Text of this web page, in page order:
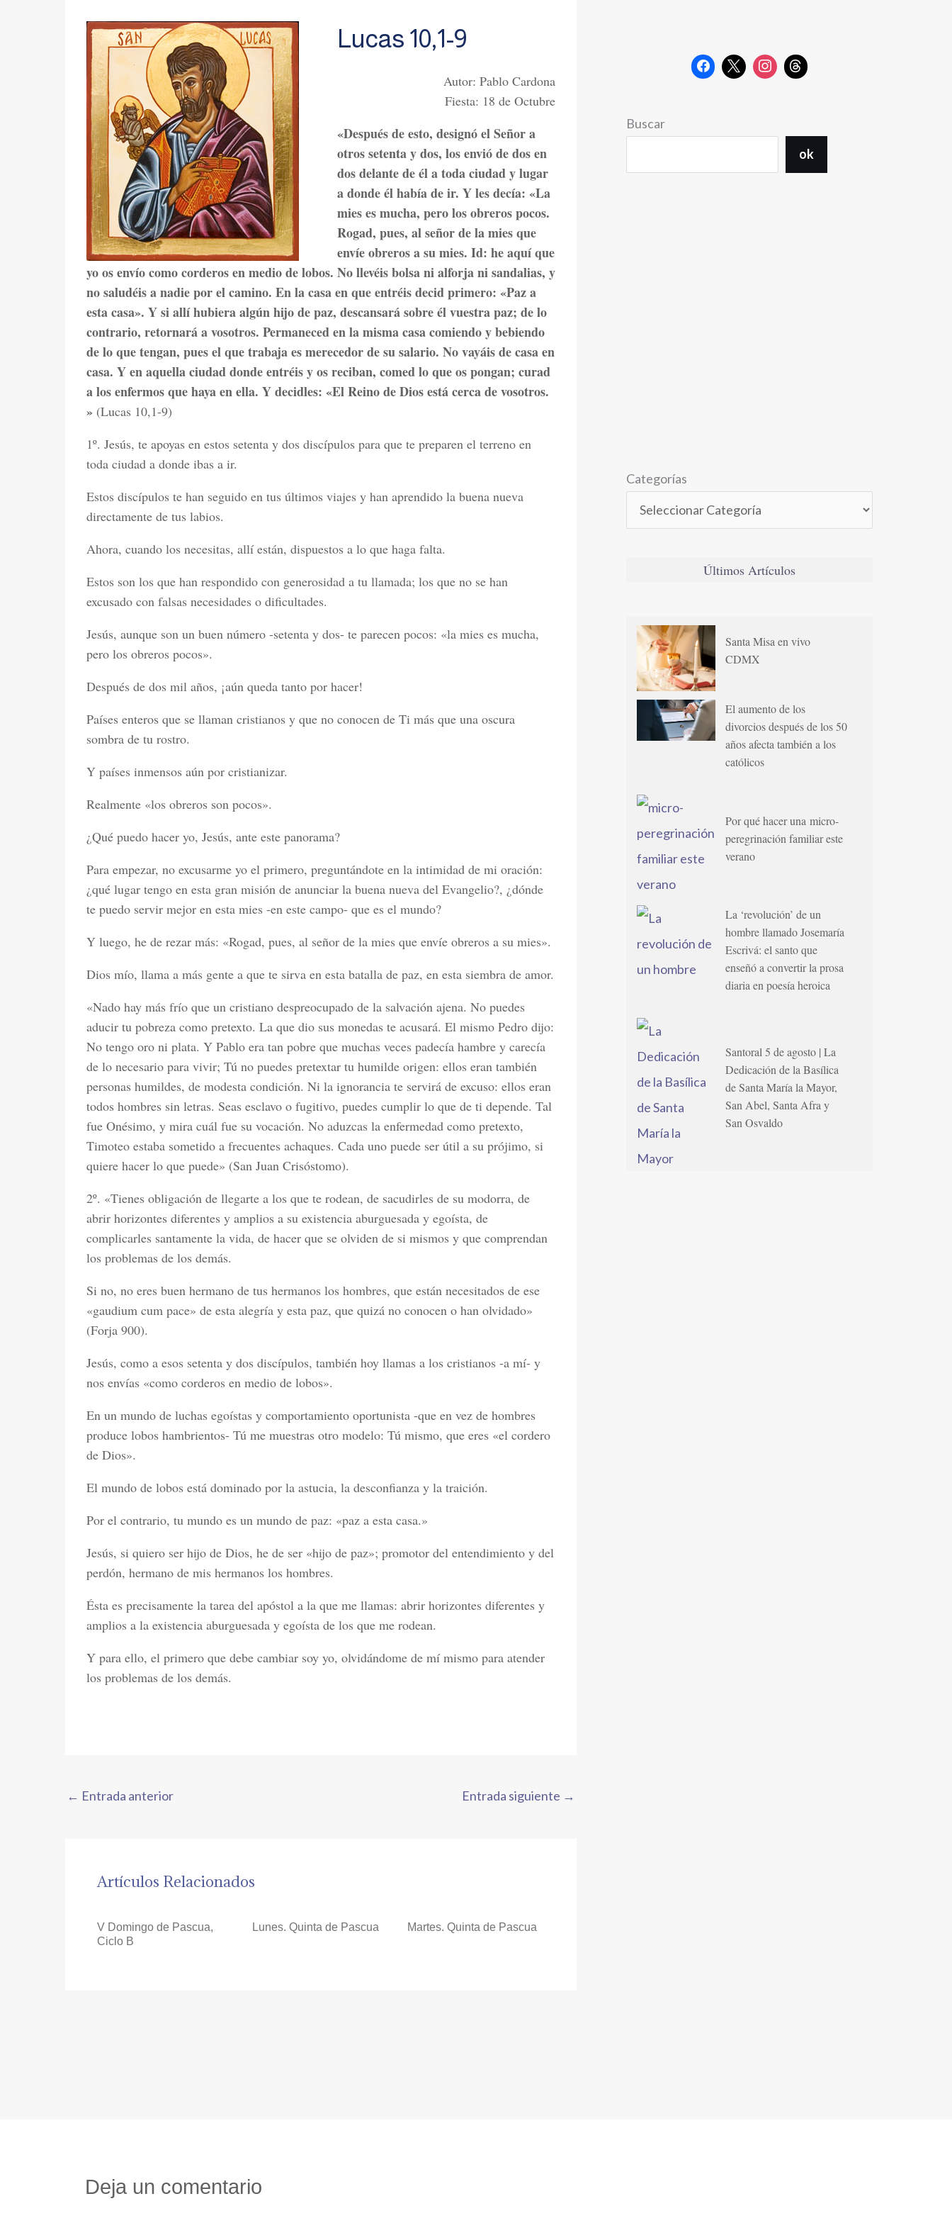
Lucas 10,1-9
Autor: Pablo Cardona
Fiesta: 18 de Octubre
«Después de esto, designó el Señor a
otros setenta y dos, los envió de dos en
dos delante de él a toda ciudad y lugar
a donde él había de ir. Y les decía: «La
mies es mucha, pero los obreros pocos.
Rogad, pues, al señor de la mies que
envíe obreros a su mies. Id: he aquí que
yo os envío como corderos en medio de lobos. No llevéis bolsa ni alforja ni sandalias, y
no saludéis a nadie por el camino. En la casa en que entréis decid primero: «Paz a
esta casa». Y si allí hubiera algún hijo de paz, descansará sobre él vuestra paz; de lo
contrario, retornará a vosotros. Permaneced en la misma casa comiendo y bebiendo
de lo que tengan, pues el que trabaja es merecedor de su salario. No vayáis de casa en
casa. Y en aquella ciudad donde entréis y os reciban, comed lo que os pongan; curad
a los enfermos que haya en ella. Y decidles: «El Reino de Dios está cerca de vosotros.
» (Lucas 10,1-9)
1º. Jesús, te apoyas en estos setenta y dos discípulos para que te preparen el terreno en
toda ciudad a donde ibas a ir.
Estos discípulos te han seguido en tus últimos viajes y han aprendido la buena nueva
directamente de tus labios.
Ahora, cuando los necesitas, allí están, dispuestos a lo que haga falta.
Estos son los que han respondido con generosidad a tu llamada; los que no se han
excusado con falsas necesidades o dificultades.
Jesús, aunque son un buen número -setenta y dos- te parecen pocos: «la mies es mucha,
pero los obreros pocos».
Después de dos mil años, ¡aún queda tanto por hacer!
Países enteros que se llaman cristianos y que no conocen de Ti más que una oscura
sombra de tu rostro.
Y países inmensos aún por cristianizar.
Realmente «los obreros son pocos».
¿Qué puedo hacer yo, Jesús, ante este panorama?
Para empezar, no excusarme yo el primero, preguntándote en la intimidad de mi oración:
¿qué lugar tengo en esta gran misión de anunciar la buena nueva del Evangelio?, ¿dónde
te puedo servir mejor en esta mies -en este campo- que es el mundo?
Y luego, he de rezar más: «Rogad, pues, al señor de la mies que envíe obreros a su mies».
Dios mío, llama a más gente a que te sirva en esta batalla de paz, en esta siembra de amor.
«Nado hay más frío que un cristiano despreocupado de la salvación ajena. No puedes
aducir tu pobreza como pretexto. La que dio sus monedas te acusará. El mismo Pedro dijo:
No tengo oro ni plata. Y Pablo era tan pobre que muchas veces padecía hambre y carecía
de lo necesario para vivir; Tú no puedes pretextar tu humilde origen: ellos eran también
personas humildes, de modesta condición. Ni la ignorancia te servirá de excuso: ellos eran
todos hombres sin letras. Seas esclavo o fugitivo, puedes cumplir lo que de ti depende. Tal
fue Onésimo, y mira cuál fue su vocación. No aduzcas la enfermedad como pretexto,
Timoteo estaba sometido a frecuentes achaques. Cada uno puede ser útil a su prójimo, si
quiere hacer lo que puede» (San Juan Crisóstomo).
2º. «Tienes obligación de llegarte a los que te rodean, de sacudirles de su modorra, de
abrir horizontes diferentes y amplios a su existencia aburguesada y egoísta, de
complicarles santamente la vida, de hacer que se olviden de si mismos y que comprendan
los problemas de los demás.
Si no, no eres buen hermano de tus hermanos los hombres, que están necesitados de ese
«gaudium cum pace» de esta alegría y esta paz, que quizá no conocen o han olvidado»
(Forja 900).
Jesús, como a esos setenta y dos discípulos, también hoy llamas a los cristianos -a mí- y
nos envías «como corderos en medio de lobos».
En un mundo de luchas egoístas y comportamiento oportunista -que en vez de hombres
produce lobos hambrientos- Tú me muestras otro modelo: Tú mismo, que eres «el cordero
de Dios».
El mundo de lobos está dominado por la astucia, la desconfianza y la traición.
Por el contrario, tu mundo es un mundo de paz: «paz a esta casa.»
Jesús, si quiero ser hijo de Dios, he de ser «hijo de paz»; promotor del entendimiento y del
perdón, hermano de mis hermanos los hombres.
Ésta es precisamente la tarea del apóstol a la que me llamas: abrir horizontes diferentes y
amplios a la existencia aburguesada y egoísta de los que me rodean.
Y para ello, el primero que debe cambiar soy yo, olvidándome de mí mismo para atender
los problemas de los demás.
← Entrada anterior Entrada siguiente →
Artículos Relacionados
V Domingo de Pascua,
Ciclo B
Lunes. Quinta de Pascua Martes. Quinta de Pascua
Buscar
ok
Categorías
Últimos Artículos
Santa Misa en vivo
CDMX
El aumento de los
divorcios después de los 50
años afecta también a los
católicos
Por qué hacer una micro-
peregrinación familiar este
verano
La ‘revolución’ de un
hombre llamado Josemaría
Escrivá: el santo que
enseñó a convertir la prosa
diaria en poesía heroica
Santoral 5 de agosto | La
Dedicación de la Basílica
de Santa María la Mayor,
San Abel, Santa Afra y
San Osvaldo
Deja un comentario